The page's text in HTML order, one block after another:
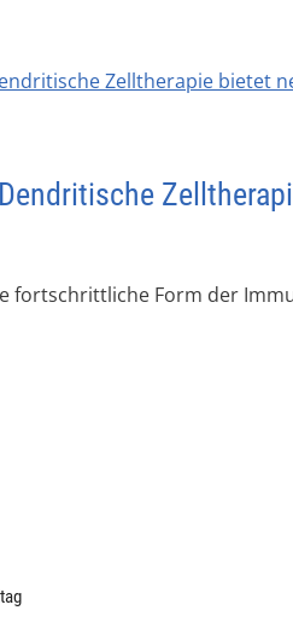
fortschrittliche Form der